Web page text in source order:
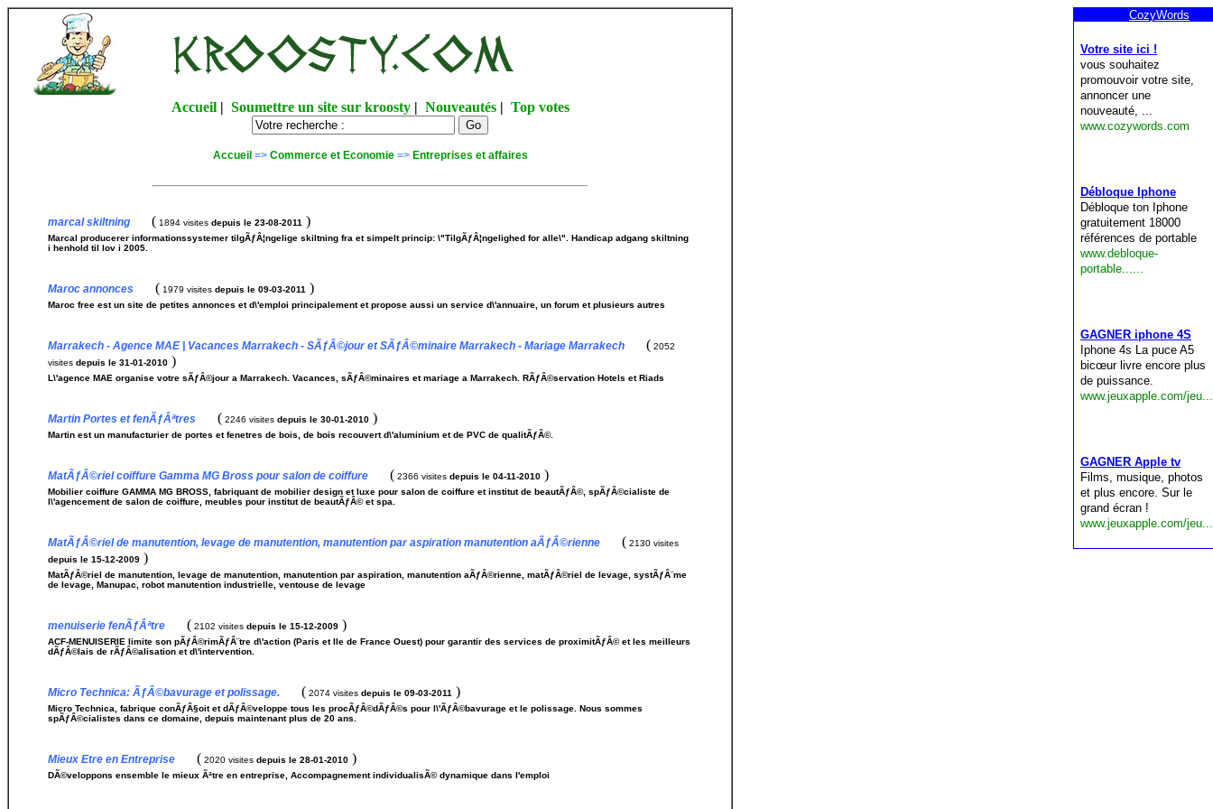
Accueil| Soumettre un site sur kroosty| Nouveautés| Top votes
Accueil => Commerce et Economie=> Entreprises et affaires
marcal skiltning ( 1894 visites depuis le 23-08-2011 )
Marcal producerer informationssystemer tilgÃƒÂ¦ngelige skiltning fra et simpelt princip: \"TilgÃƒÂ¦ngelighed for alle\". Handicap adgang skiltning
i henhold til lov i 2005.
Maroc annonces ( 1979 visites depuis le 09-03-2011 )
Maroc free est un site de petites annonces et d\'emploi principalement et propose aussi un service d\'annuaire, un forum et plusieurs autres
Marrakech - Agence MAE | Vacances Marrakech - SÃƒÂ©jour et SÃƒÂ©minaire Marrakech - Mariage Marrakech ( 2052
visites depuis le 31-01-2010 )
L\'agence MAE organise votre sÃƒÂ©jour a Marrakech. Vacances, sÃƒÂ©minaires et mariage a Marrakech. RÃƒÂ©servation Hotels et Riads
Martin Portes et fenÃƒÂªtres ( 2246 visites depuis le 30-01-2010 )
Martin est un manufacturier de portes et fenetres de bois, de bois recouvert d\'aluminium et de PVC de qualitÃƒÂ©.
MatÃƒÂ©riel coiffure Gamma MG Bross pour salon de coiffure ( 2366 visites depuis le 04-11-2010 )
Mobilier coiffure GAMMA MG BROSS, fabriquant de mobilier design et luxe pour salon de coiffure et institut de beautÃƒÂ©, spÃƒÂ©cialiste de
l\'agencement de salon de coiffure, meubles pour institut de beautÃƒÂ© et spa.
MatÃƒÂ©riel de manutention, levage de manutention, manutention par aspiration manutention aÃƒÂ©rienne ( 2130 visites
depuis le 15-12-2009 )
MatÃƒÂ©riel de manutention, levage de manutention, manutention par aspiration, manutention aÃƒÂ©rienne, matÃƒÂ©riel de levage, systÃƒÂ¨me
de levage, Manupac, robot manutention industrielle, ventouse de levage
menuiserie fenÃƒÂªtre ( 2102 visites depuis le 15-12-2009 )
ACF-MENUISERIE limite son pÃƒÂ©rimÃƒÂ¨tre d\'action (Paris et Ile de France Ouest) pour garantir des services de proximitÃƒÂ© et les meilleurs
dÃƒÂ©lais de rÃƒÂ©alisation et d\'intervention.
Micro Technica: ÃƒÂ©bavurage et polissage. ( 2074 visites depuis le 09-03-2011 )
Micro Technica, fabrique conÃƒÂ§oit et dÃƒÂ©veloppe tous les procÃƒÂ©dÃƒÂ©s pour l\'ÃƒÂ©bavurage et le polissage. Nous sommes
spÃƒÂ©cialistes dans ce domaine, depuis maintenant plus de 20 ans.
Mieux Etre en Entreprise ( 2020 visites depuis le 28-01-2010 )
DÃ©veloppons ensemble le mieux Ãªtre en entreprise, Accompagnement individualisÃ© dynamique dans l'emploi